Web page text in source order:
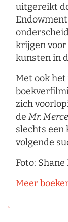
uitgereikt
krijgen voor
kunsten in
Met ook
zich
de Mr.
slechts een
volgende
Foto:
Meer